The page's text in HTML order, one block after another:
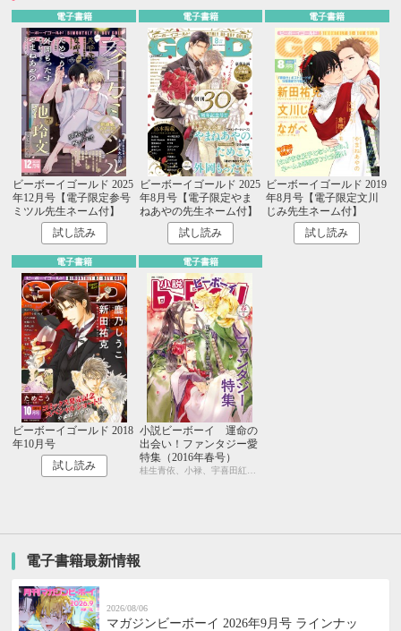
電子書籍
ビーボーイゴールド 2025
年12月号【電子限定参号
ミツル先生ネーム付】
試し読み
電子書籍
ビーボーイゴールド 2025
年8月号【電子限定やま
ねあやの先生ネーム付】
試し読み
電子書籍
ビーボーイゴールド 2019
年8月号【電子限定文川
じみ先生ネーム付】
試し読み
電子書籍
ビーボーイゴールド 2018
年10月号
試し読み
電子書籍
小説ビーボーイ 運命の
出会い！ファンタジー愛
特集（2016年春号）
電子書籍最新情報
2026/08/06
マガジンビーボーイ 2026年9月号 ラインナッ